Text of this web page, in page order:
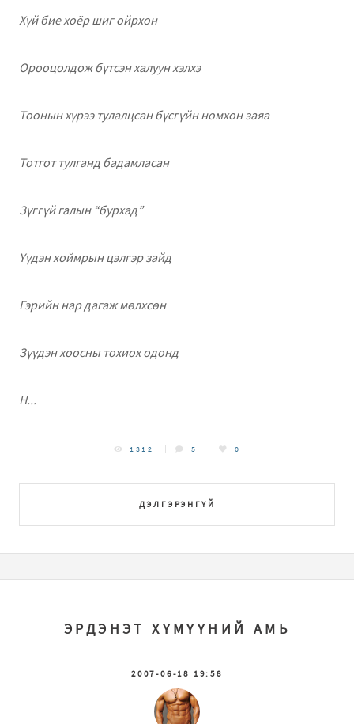
Хүй бие хоёр шиг ойрхон
Орооцолдож бүтсэн халуун хэлхэ
Тоонын хүрээ тулалцсан бүсгүйн номхон заяа
Тотгот тулганд бадамласан
Зүггүй галын “бурхад”
Үүдэн хоймрын цэлгэр зайд
Гэрийн нар дагаж мөлхсөн
Зүүдэн хоосны тохиох одонд
Н...
ДЭЛГЭРЭНГҮЙ
1312 5 0
ЭРДЭНЭТ ХҮМҮҮНИЙ АМЬ
2007-06-18 19:58